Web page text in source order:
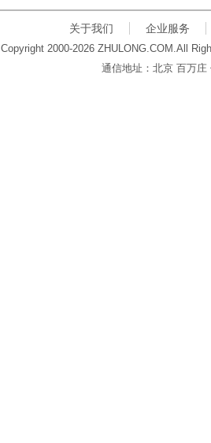
关于我们 企业服务
Copyright 2000-2026 ZHULONG.COM.All
通信地址：北京 百万